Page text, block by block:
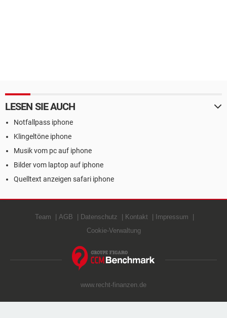
LESEN SIE AUCH
Notfallpass iphone
Klingeltöne iphone
Musik vom pc auf iphone
Bilder vom laptop auf iphone
Quelltext anzeigen safari iphone
Team AGB Datenschutz Kontakt
Impressum
Cookie-Verwaltung
www.recht-finanzen.de